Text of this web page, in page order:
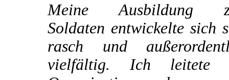
Meine Ausbildung
Soldaten entwickelte sich
rasch und
vielfältig. Ich leitete